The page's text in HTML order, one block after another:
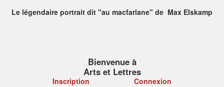
Le légendaire portrait dit "au macfarlane" de Max Elskamp
Bienvenue à
Arts et Lettres
Inscription Connexion